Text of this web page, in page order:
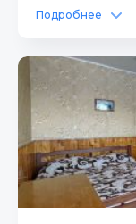
Подробнее